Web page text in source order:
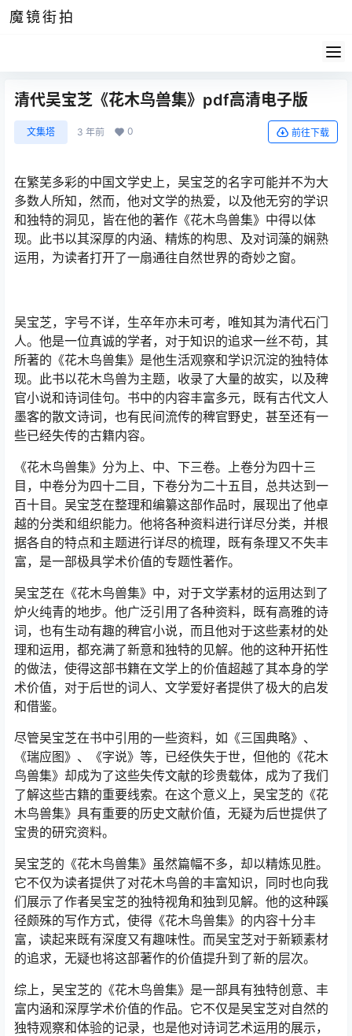
魔镜街拍
清代吴宝芝《花木鸟兽集》pdf高清电子版
文集塔 3 年前 0 前往下载
在繁芜多彩的中国文学史上，吴宝芝的名字可能并不为大
多数人所知，然而，他对文学的热爱，以及他无穷的学识
和独特的洞见，皆在他的著作《花木鸟兽集》中得以体
现。此书以其深厚的内涵、精炼的构思、及对词藻的娴熟
运用，为读者打开了一扇通往自然世界的奇妙之窗。
吴宝芝，字号不详，生卒年亦未可考，唯知其为清代石门
人。他是一位真诚的学者，对于知识的追求一丝不苟，其
所著的《花木鸟兽集》是他生活观察和学识沉淀的独特体
现。此书以花木鸟兽为主题，收录了大量的故实，以及稗
官小说和诗词佳句。书中的内容丰富多元，既有古代文人
墨客的散文诗词，也有民间流传的稗官野史，甚至还有一
些已经失传的古籍内容。
《花木鸟兽集》分为上、中、下三卷。上卷分为四十三
目，中卷分为四十二目，下卷分为二十五目，总共达到一
百十目。吴宝芝在整理和编纂这部作品时，展现出了他卓
越的分类和组织能力。他将各种资料进行详尽分类，并根
据各自的特点和主题进行详尽的梳理，既有条理又不失丰
富，是一部极具学术价值的专题性著作。
吴宝芝在《花木鸟兽集》中，对于文学素材的运用达到了
炉火纯青的地步。他广泛引用了各种资料，既有高雅的诗
词，也有生动有趣的稗官小说，而且他对于这些素材的处
理和运用，都充满了新意和独特的见解。他的这种开拓性
的做法，使得这部书籍在文学上的价值超越了其本身的学
术价值，对于后世的词人、文学爱好者提供了极大的启发
和借鉴。
尽管吴宝芝在书中引用的一些资料，如《三国典略》、
《瑞应图》、《字说》等，已经佚失于世，但他的《花木
鸟兽集》却成为了这些失传文献的珍贵载体，成为了我们
了解这些古籍的重要线索。在这个意义上，吴宝芝的《花
木鸟兽集》具有重要的历史文献价值，无疑为后世提供了
宝贵的研究资料。
吴宝芝的《花木鸟兽集》虽然篇幅不多，却以精炼见胜。
它不仅为读者提供了对花木鸟兽的丰富知识，同时也向我
们展示了作者吴宝芝的独特视角和独到见解。他的这种蹊
径颇殊的写作方式，使得《花木鸟兽集》的内容十分丰
富，读起来既有深度又有趣味性。而吴宝芝对于新颖素材
的追求，无疑也将这部著作的价值提升到了新的层次。
综上，吴宝芝的《花木鸟兽集》是一部具有独特创意、丰
富内涵和深厚学术价值的作品。它不仅是吴宝芝对自然的
独特观察和体验的记录，也是他对诗词艺术运用的展示，